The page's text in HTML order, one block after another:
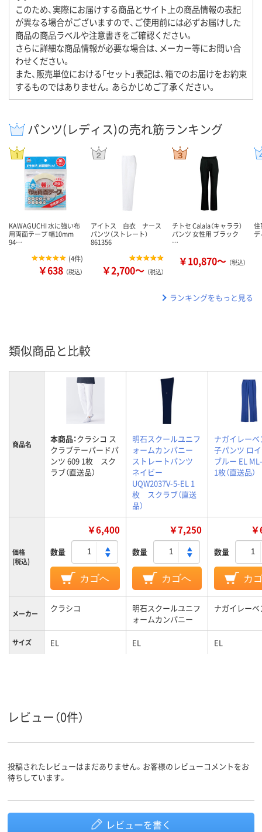
このため、実際にお届けする商品とサイト上の商品情報の表記
が異なる場合がございますので、ご使用前には必ずお届けした
商品の商品ラベルや注意書きをご確認ください。
さらに詳細な商品情報が必要な場合は、メーカー等にお問い合
わせください。
また、販売単位における「セット」表記は、箱でのお届けをお約束
するものではありません。あらかじめご了承ください。
パンツ(レディス)の売れ筋ランキング
KAWAGUCHI 水に強い布
用両面テープ 幅10mm
94…
(4件)
￥638 （税込）
アイトス 白衣 ナース
パンツ（ストレート）
861356
￥2,700～ （税込）
チトセ Calala（キャララ）
パンツ 女性用 ブラック
…
￥10,870～ （税込）
住
ランキングをもっと見る
類似商品と比較
商品名 本商品：クラシコ ス
クラブテーパードパ
ンツ 609 1枚 スク
ラブ（直送品）
明石スクールユニフ
ォームカンパニー
ストレートパンツ
ネイビー
UQW2037V-5-EL 1
枚 スクラブ（直送
品）
ナガイレーベ
子パンツ ロ
ブルー EL
1枚（直送品）
価格
(税込)
￥6,400
数量
カゴへ
￥7,250
数量
カゴへ
数量
カ
メーカー クラシコ
明石スクールユニフ
ォームカンパニー
ナガイレーベ
サイズ EL EL EL
レビュー（0件）
投稿されたレビューはまだありません。お客様のレビューコメントをお
待ちしています。
レビューを書く